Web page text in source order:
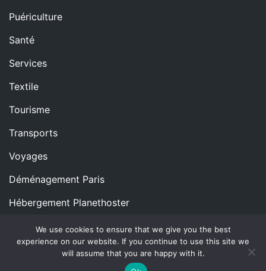
Puériculture
Santé
Services
Textile
Tourisme
Transports
Voyages
Déménagement Paris
Hébergement Planethoster
Copyright © All rights reserved. Proudly powered by
Theme: Blog Nano by
We use cookies to ensure that we give you the best
experience on our website. If you continue to use this site we
will assume that you are happy with it.